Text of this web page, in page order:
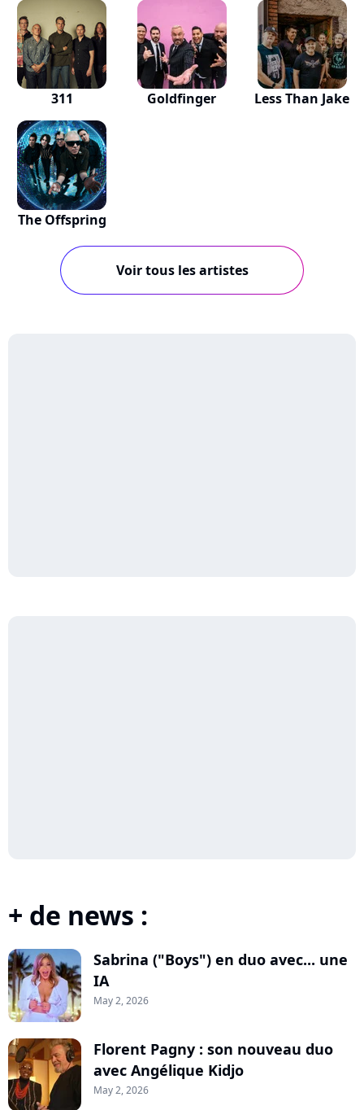
311 Goldfinger Less Than Jake
The Offspring
Voir tous les artistes
+ de news :
Sabrina ("Boys") en duo avec... une
IA
May 2, 2026
Florent Pagny : son nouveau duo
avec Angélique Kidjo
May 2, 2026